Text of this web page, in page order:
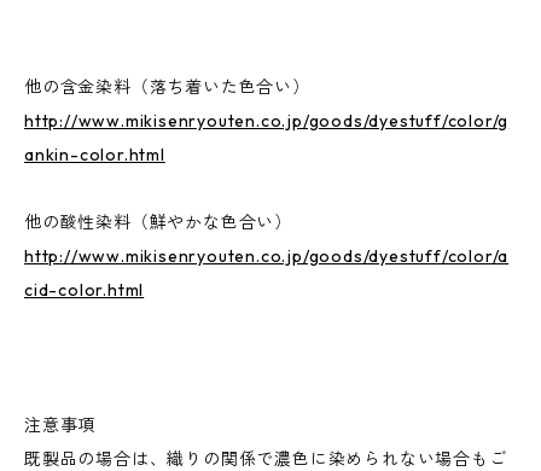
他の含金染料（落ち着いた色合い）
http://www.mikisenryouten.co.jp/goods/dyestuff/color/g
ankin-color.html
他の酸性染料（鮮やかな色合い）
http://www.mikisenryouten.co.jp/goods/dyestuff/color/a
cid-color.html
注意事項
既製品の場合は、織りの関係で濃色に染められない場合もご